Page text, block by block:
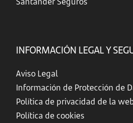
INFORMACIÓN LEGAL Y
Aviso Legal
Información de Protección de
Política de privacidad de la
Política de cookies